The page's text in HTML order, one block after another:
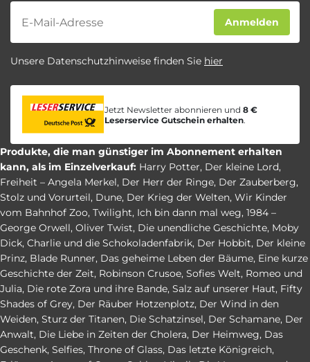
Newsletter
Anmelden
Unsere Datenschutzhinweise finden Sie hier
Jetzt Newsletter abonnieren und 8 €
Leserservice Gutschein erhalten.
Produkte, die man günstiger im Abonnement erhalten
kann, als im Einzelverkauf: Harry Potter, Der kleine Lord,
Freiheit – Angela Merkel, Der Herr der Ringe, Der Zauberberg,
Stolz und Vorurteil, Dune, Der Krieg der Welten, Wir Kinder
vom Bahnhof Zoo, Twilight, Ich bin dann mal weg, 1984 –
George Orwell, Oliver Twist, Die unendliche Geschichte, Moby
Dick, Charlie und die Schokoladenfabrik, Der Hobbit, Der kleine
Prinz, Blade Runner, Das geheime Leben der Bäume, Eine kurze
Geschichte der Zeit, Robinson Crusoe, Sofies Welt, Romeo und
Julia, Die rote Zora und ihre Bande, Salz auf unserer Haut, Fifty
Shades of Grey, Der Räuber Hotzenplotz, Der Wind in den
Weiden, Sturz der Titanen, Die Schatzinsel, Der Schamane, Der
Anwalt, Die Liebe in Zeiten der Cholera, Der Heimweg, Das
Geschenk, Selfies, Throne of Glass, Das letzte Königreich,